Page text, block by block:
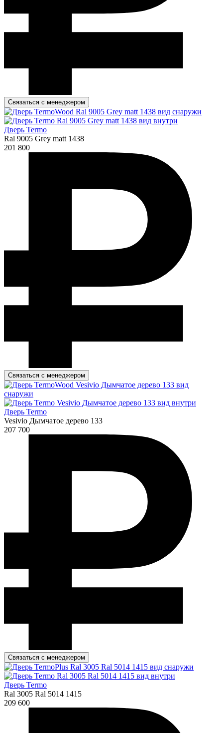
Связаться с менеджером
Дверь Termo
Ral 9005 Grey matt 1438
201 800
Связаться с менеджером
Дверь Termo
Vesivio Дымчатое дерево 133
207 700
Связаться с менеджером
Дверь Termo
Ral 3005 Ral 5014 1415
209 600